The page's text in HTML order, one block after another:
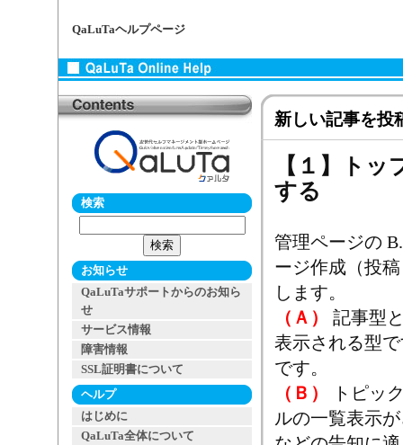
QaLuTaヘルプページ
検索
お知らせ
QaLuTaサポートからのお知ら
せ
サービス情報
障害情報
SSL証明書について
ヘルプ
はじめに
QaLuTa全体について
新しい記事を投
【１】ト
する
管理ページの
ージ作成（投
します。
（Ａ）
記事型
表示される型
です。
（Ｂ）
トピッ
ルの一覧表示